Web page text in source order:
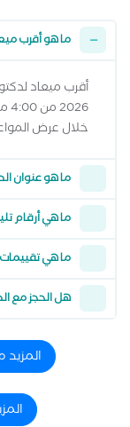
ما هو أقرب
خلال عرض
ما هو عنوان
ما هي أرقام
ما هي
هل الحجز مع